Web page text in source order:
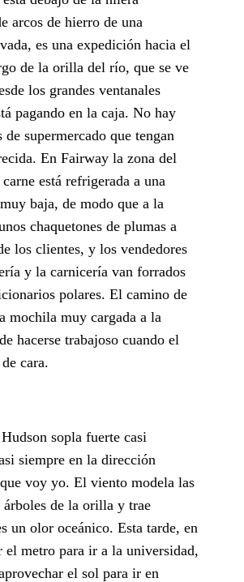
arcos de hierro de una
es una expedición hacia el
de la orilla del río, que se ve
los grandes ventanales
pagando en la caja. No hay
de supermercado que tengan
En Fairway la zona del
está refrigerada a una
baja, de modo que a la
chaquetones de plumas a
los clientes, y los vendedores
y la carnicería van forrados
polares. El camino de
mochila muy cargada a la
hacerse trabajoso cuando el
cara.
sopla fuerte casi
siempre en la dirección
voy yo. El viento modela las
árboles de la orilla y trae
un olor oceánico. Esta tarde, en
el metro para ir a la universidad,
el sol para ir en